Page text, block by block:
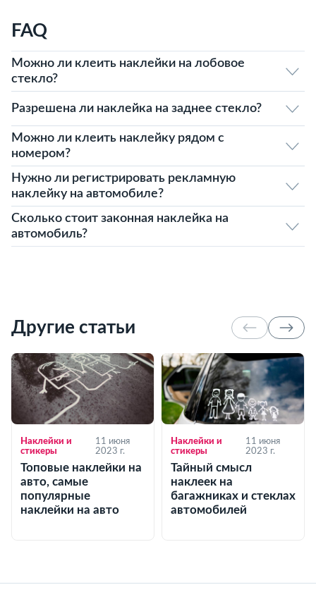
FAQ
Можно ли клеить наклейки на лобовое
стекло?
Разрешена ли наклейка на заднее стекло?
Можно ли клеить наклейку рядом с
номером?
Нужно ли регистрировать рекламную
наклейку на автомобиле?
Сколько стоит законная наклейка на
автомобиль?
Другие статьи
Наклейки и
стикеры
11 июня
2023 г.
Топовые наклейки на
авто, самые
популярные
наклейки на авто
Наклейки и
стикеры
11 июня
2023 г.
Тайный смысл
наклеек на
багажниках и стеклах
автомобилей